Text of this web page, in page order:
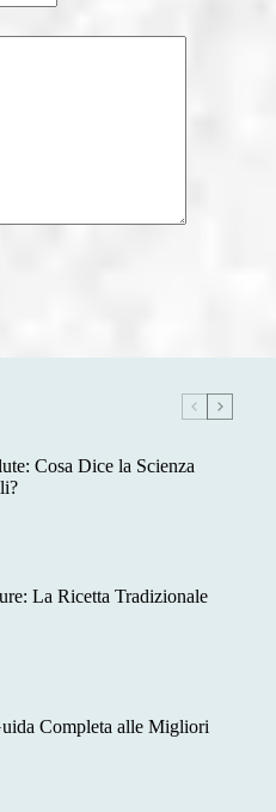
Cosa Dice la Scienza
La Ricetta Tradizionale
Completa alle Migliori